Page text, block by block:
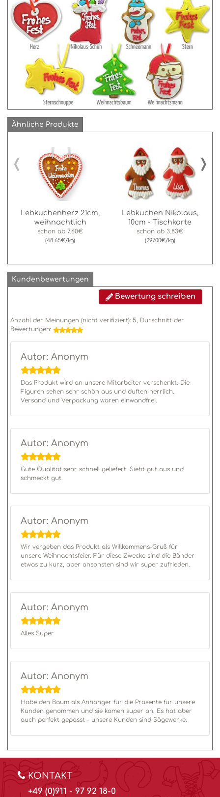
Ähnliche Produkte
Lebkuchenherz 21cm,
weihnachtlich
schon ab 7.60€
(48.65€/kg)
Lebkuchen Nikolaus,
10cm - Tischkarte
schon ab 3.83€
(297.00€/kg)
‹ ›
Kundenbewertungen
Bewertung schreiben
Anzahl der Meinungen (nicht verifiziert): 5, Durschnitt der
Bewertungen:
Autor: Anonym
Das Produkt wird an unsere Mitarbeiter verschenkt. Die
Figuren sehen sehr schön aus und duften herrlich.
Versand und Verpackung waren einwandfrei.
Autor: Anonym
Gute Qualität sehr schnell geliefert. Sieht gut aus und
schmeckt gut.
Autor: Anonym
Wir vergeben das Produkt als Willkommens-Gruß für
unsere Weihnachtsfeier. Für diese Zwecke sind die Bänder
etwas zu kurz, aber ansonsten sind wir super zufrieden.
Autor: Anonym
Alles Super
Autor: Anonym
Habe den Baum als Anhänger für die Präsente für unsere
Kunden genommen und sie kamen super an. Es hat aber
auch perfekt gepasst - unsere Kunden sind Sägewerke.
KONTAKT
+49 (0)911 - 97 92 18-0